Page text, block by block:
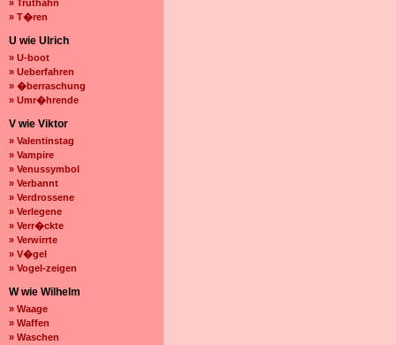
» Truthahn
» T�ren
U wie Ulrich
» U-boot
» Ueberfahren
» �berraschung
» Umr�hrende
V wie Viktor
» Valentinstag
» Vampire
» Venussymbol
» Verbannt
» Verdrossene
» Verlegene
» Verr�ckte
» Verwirrte
» V�gel
» Vogel-zeigen
W wie Wilhelm
» Waage
» Waffen
» Waschen